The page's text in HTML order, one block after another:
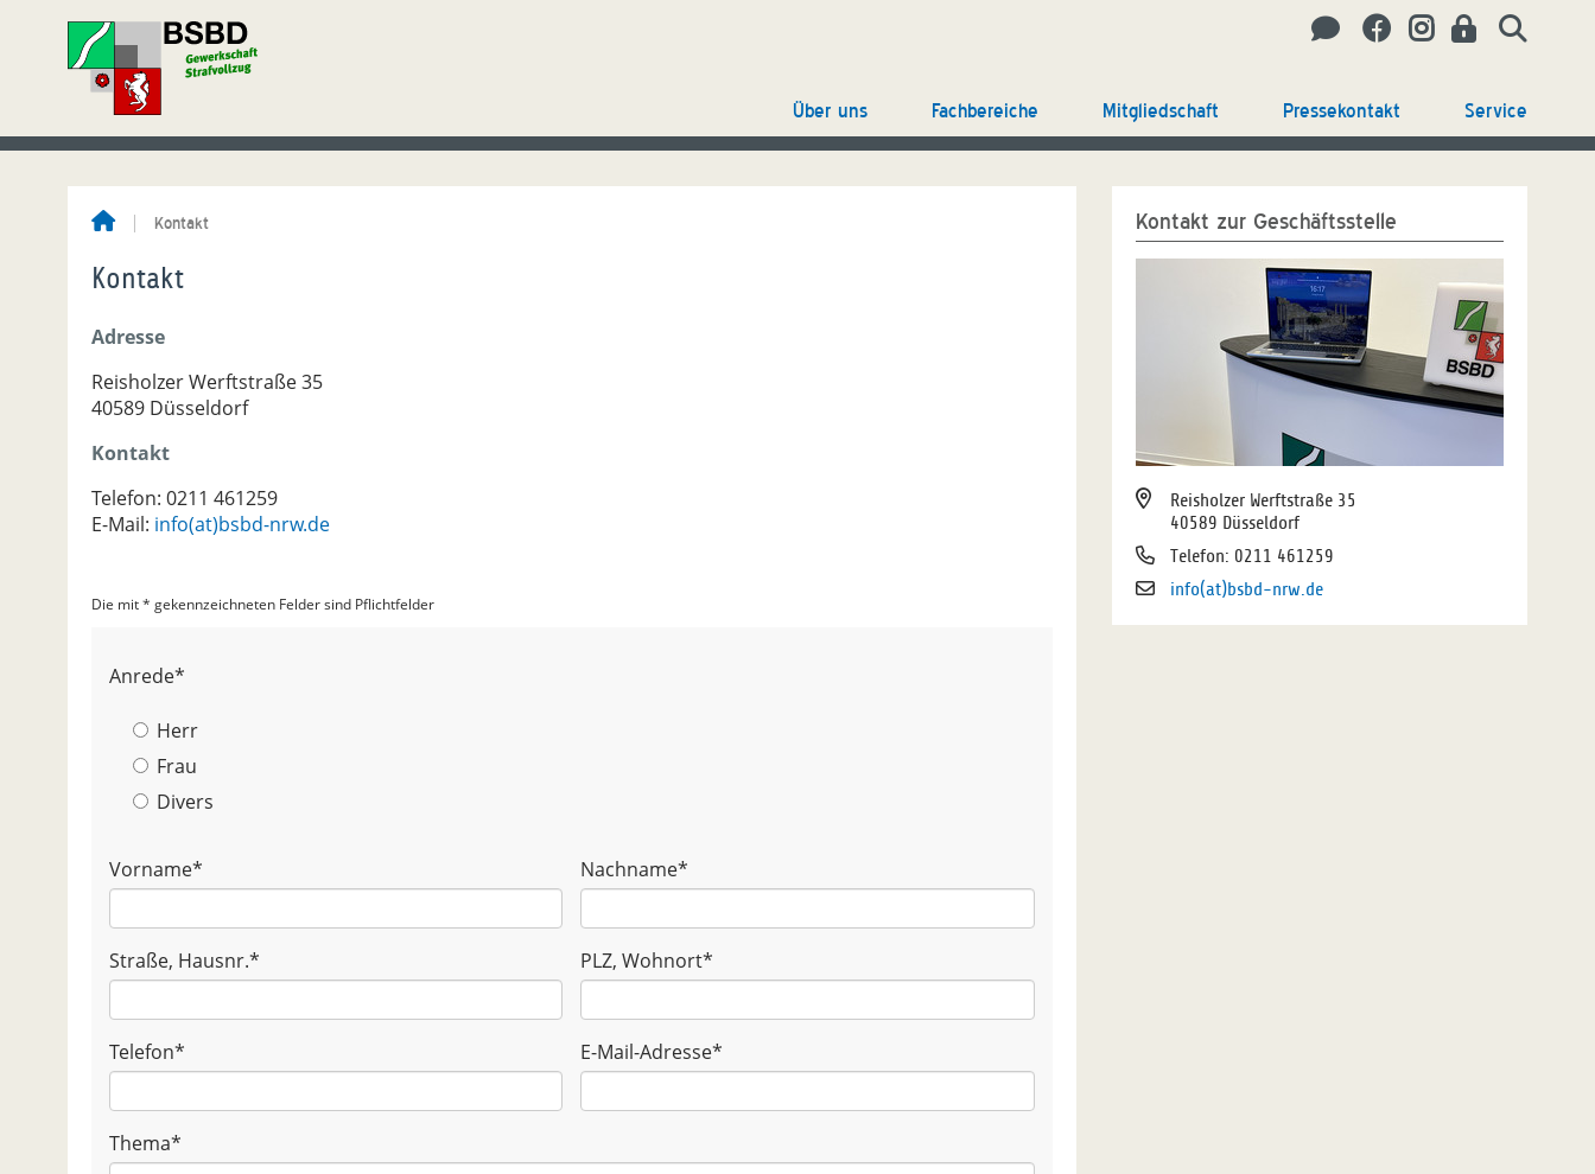
Über uns Fachbereiche Mitgliedschaft Pressekontakt Service
Kontakt
Kontakt
Adresse
Reisholzer Werftstraße 35
40589 Düsseldorf
Kontakt
Telefon: 0211 461259
E-Mail: info(at)bsbd-nrw.de
Die mit * gekennzeichneten Felder sind Pflichtfelder
Anrede*
Herr
Frau
Divers
Vorname* Nachname*
Straße, Hausnr.* PLZ, Wohnort*
Telefon* E-Mail-Adresse*
Thema*
Kontakt zur Geschäftsstelle
Reisholzer Werftstraße 35
40589 Düsseldorf
Telefon: 0211 461259
info(at)bsbd-nrw.de